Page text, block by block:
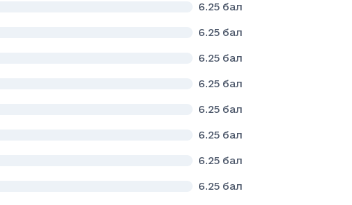
6.25 бал
6.25 бал
6.25 бал
6.25 бал
6.25 бал
6.25 бал
6.25 бал
6.25 бал